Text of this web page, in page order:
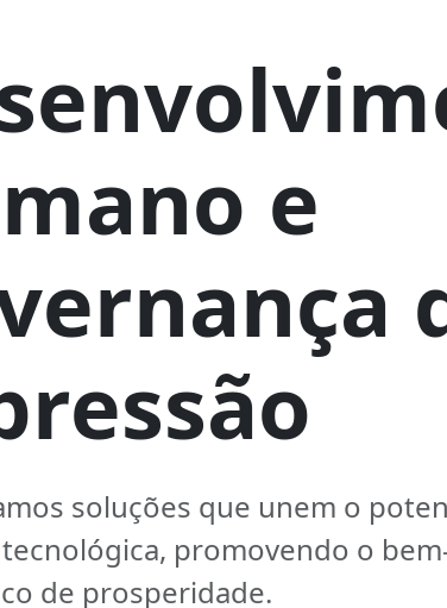
e
soluções que unem o
promovendo o
de prosperidade.